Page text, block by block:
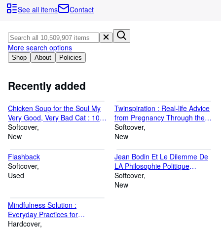
Browse Collections
Art & Collectables
Textbooks
Start Selling
Help
CLOSE
See all items
Contact
Shop About Policies
More search options
Recently added
Chicken Soup for the Soul My
Very Good, Very Bad Cat : 101
Heartwarming Stories About
Our Happy, Heroic & Hilarious
Softcover
New
Twinspiration : Real-life Advice
from Pregnancy Through the
First Year
Softcover
New
Flashback
Softcover
Used
Jean Bodin Et Le Dilemme De
LA Philosophie Politique
Moderne
Softcover
New
Mindfulness Solution :
Everyday Practices for
Everyday Problems
Hardcover